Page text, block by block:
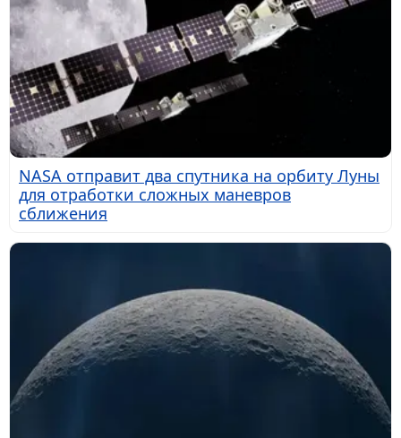
NASA отправит два спутника на орбиту Луны
для отработки сложных маневров
сближения